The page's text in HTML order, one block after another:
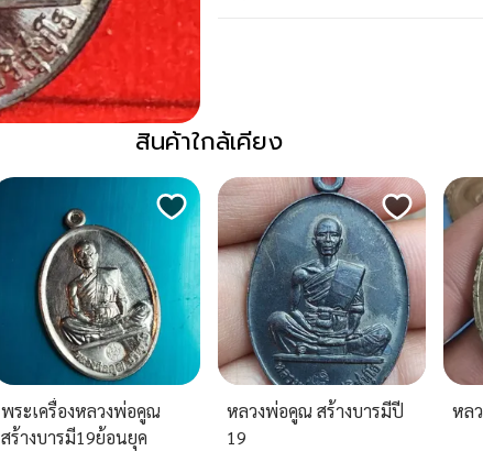
สินค้าใกล้เคียง
พระเครื่องหลวงพ่อคูณ
สร้างบารมี19ย้อนยุค
หลวงพ่อคูณ สร้างบารมีปี
19
หล